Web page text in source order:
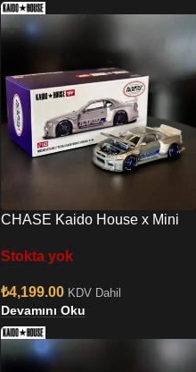
CHASE Kaido House x Mini
Shinjuku V1
Stokta yok
₺4,199.00 KDV Dahil
Devamını Oku